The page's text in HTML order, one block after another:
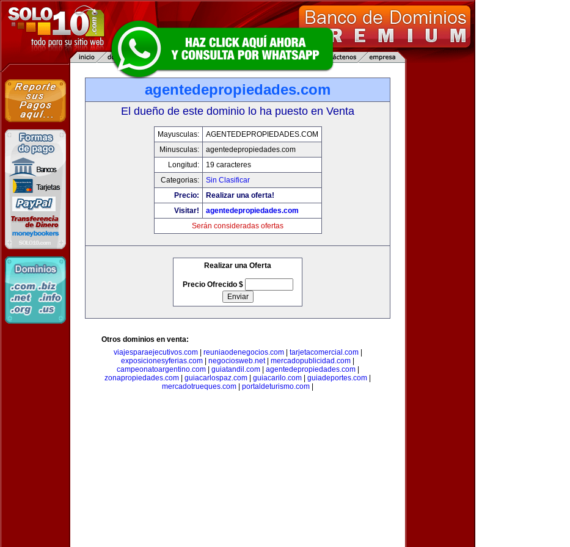
agentedepropiedades.com
El dueño de este dominio lo ha puesto en Venta
Mayusculas:
AGENTEDEPROPIEDADES.COM
Minusculas:
agentedepropiedades.com
Longitud:
19 caracteres
Categorias:
Sin Clasificar
Precio:
Realizar una oferta!
Visitar!
agentedepropiedades.com
Serán consideradas ofertas
Realizar una Oferta
Precio Ofrecido $
Otros dominios en venta:
viajesparaejecutivos.com| reuniaodenegocios.com| tarjetacomercial.com|
exposicionesyferias.com
negociosweb.net| mercadopublicidad.com
campeonatoargentino.com| guiatandil.com| agentedepropiedades.com|
zonapropiedades.com
guiacarlospaz.com guiacarilo.com guiadeportes.com
mercadotrueques.com
portaldeturismo.com